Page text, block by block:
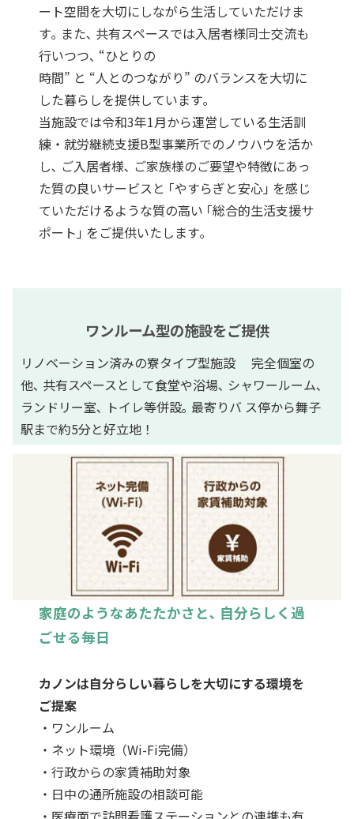
ート空間を大切にしながら生活していただけま
す｡ また､ 共有スペースでは入居者様同士交流も
行いつつ､ “ひとりの
時間” と “人とのつながり” のバランスを大切に
した暮らしを提供しています｡
当施設では令和3年1月から運営している生活訓
練・就労継続支援B型事業所でのノウハウを活か
し､ ご入居者様､ ご家族様のご要望や特徴にあっ
た質の良いサービスと ｢やすらぎと安心｣ を感じ
ていただけるような質の高い ｢総合的生活支援サ
ポート｣ をご提供いたします｡
ワンルーム型の施設をご提供
リノベーション済みの寮タイプ型施設 完全個室の
他､ 共有スペースとして食堂や浴場､ シャワールーム､
ランドリー室､ トイレ等併設｡ 最寄りバ ス停から舞子
駅まで約5分と好立地！
家庭のようなあたたかさと､ 自分らしく過
ごせる毎日
カノンは自分らしい暮らしを大切にする環境を
ご提案
・ワンルーム
・ネット環境（Wi-Fi完備）
・行政からの家賃補助対象
・日中の通所施設の相談可能